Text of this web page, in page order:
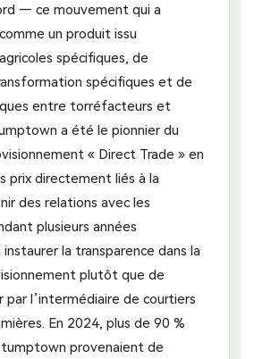
— ce mouvement qui a
un produit issu
spécifiques, de
spécifiques et de
entre torréfacteurs et
a été le pionnier du
« Direct Trade » en
prix directement liés à la
des relations avec les
plusieurs années
la transparence dans la
plutôt que de
par l’intermédiaire de courtiers
En 2024, plus de 90 %
provenaient de